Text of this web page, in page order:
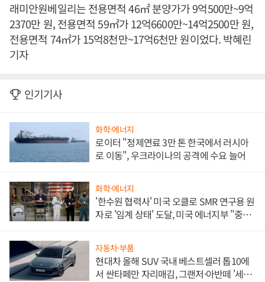
래미안원베일리는 전용면적 46㎡ 분양가가 9억500만~9억
2370만 원, 전용면적 59㎡가 12억6600만~14억2500만 원,
전용면적 74㎡가 15억8천만~17억6천만 원이었다. 박혜린
기자
인기기사
화학·에너지
로이터 "정제연료 3만 톤 한국에서 러시아
로 이동", 우크라이나의 공격에 수요 늘어
화학·에너지
'한수원 협력사' 미국 오클로 SMR 연구용 원
자로 '임계 상태' 도달, 미국 에너지부 "중요
자동차·부품
현대차 올해 SUV 국내 베스트셀러 톱10에
서 싼타페만 자리매김, 그랜저·아반떼 '세단